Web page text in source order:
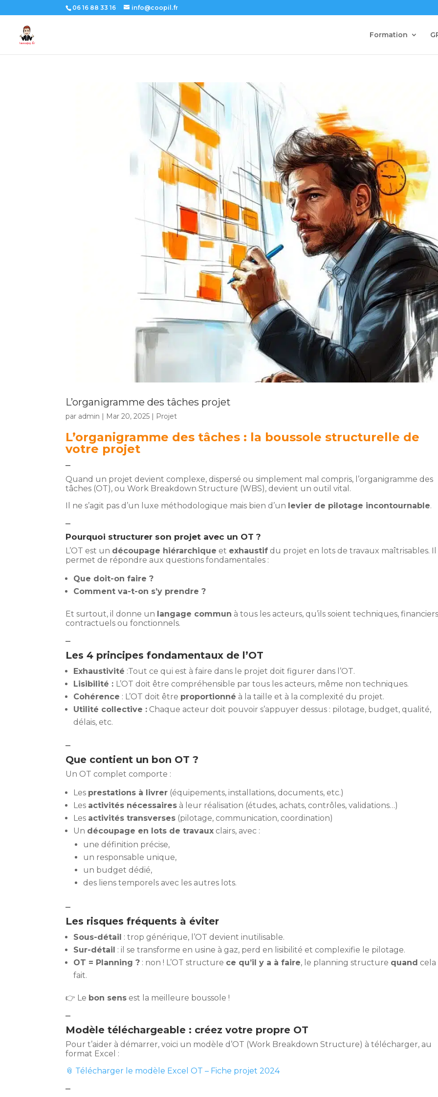
06 16 88 33 16 info@coopil.fr
Formation
L’organigramme des tâches projet
par admin Mar 20, 2025 Projet
L’organigramme des tâches : la boussole structurelle de
votre projet
–
Quand un projet devient complexe, dispersé ou simplement mal compris, l’organigramme des
tâches (OT), ou Work Breakdown Structure (WBS), devient un outil vital.
Il ne s’agit pas d’un luxe méthodologique mais bien d’un levier de pilotage incontournable.
–
Pourquoi structurer son projet avec un OT ?
L’OT est un découpage hiérarchique et exhaustif du projet en lots de travaux maîtrisables. Il
permet de répondre aux questions fondamentales :
Que doit-on faire ?
Comment va-t-on s’y prendre ?
Et surtout, il donne un langage commun à tous les acteurs, qu’ils soient techniques,
contractuels ou fonctionnels.
–
Les 4 principes fondamentaux de l’OT
Exhaustivité :Tout ce qui est à faire dans le projet doit figurer dans l’OT.
Lisibilité : L’OT doit être compréhensible par tous les acteurs, même non techniques.
Cohérence : L’OT doit être proportionné à la taille et à la complexité du projet.
Utilité collective : Chaque acteur doit pouvoir s’appuyer dessus : pilotage, budget, qualité,
délais, etc.
–
Que contient un bon OT ?
Un OT complet comporte :
Les prestations à livrer (équipements, installations, documents, etc.)
Les activités nécessaires à leur réalisation (études, achats, contrôles, validations…)
Les activités transverses (pilotage, communication, coordination)
Un découpage en lots de travaux clairs, avec :
une définition précise,
un responsable unique,
un budget dédié,
des liens temporels avec les autres lots.
–
Les risques fréquents à éviter
Sous-détail : trop générique, l’OT devient inutilisable.
Sur-détail : il se transforme en usine à gaz, perd en lisibilité et complexifie le pilotage.
OT = Planning ? : non ! L’OT structure ce qu’il y a à faire, le planning structure quand cela
fait.
👉 Le bon sens est la meilleure boussole !
–
Modèle téléchargeable : créez votre propre OT
Pour t’aider à démarrer, voici un modèle d’OT (Work Breakdown Structure) à télécharger, au
format Excel :
📎 Télécharger le modèle Excel OT – Fiche projet 2024
–